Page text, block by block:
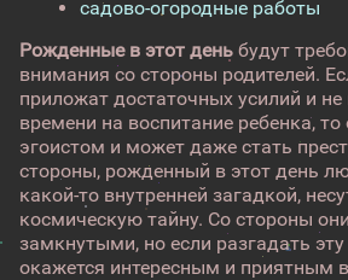
садово-огородные работы
Рожденные в этот день будут
внимания со стороны родителей.
приложат достаточных усилий и
времени на воспитание ребенка, то
эгоистом и может даже стать
стороны, рожденный в этот день
какой-то внутренней загадкой,
космическую тайну. Со стороны
замкнутыми, но если разгадать эту
окажется интересным и приятным